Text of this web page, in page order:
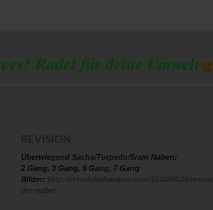
Radel für deine Umwelt
Überwiegend Sachs/Torpedo/Sram Naben:
2 Gang, 3 Gang, 5 Gang, 7 Gang
Bilder: